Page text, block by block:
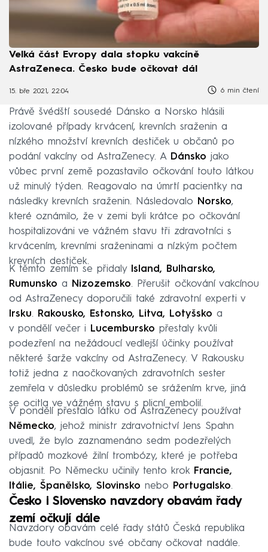
Velká část Evropy dala stopku vakcíně
AstraZeneca. Česko bude očkovat dál
15. bře 2021, 22:04 6 min čtení
Právě švédští sousedé Dánsko a Norsko hlásili
izolované případy krvácení, krevních sraženin a
nízkého množství krevních destiček u občanů po
podání vakcíny od AstraZenecy. A Dánsko jako
vůbec první země pozastavilo očkování touto látkou
už minulý týden. Reagovalo na úmrtí pacientky na
následky krevních sraženin. Následovalo
Norsko,
které oznámilo, že v zemi byli krátce po očkování
hospitalizováni ve vážném stavu tři zdravotníci s
krvácením, krevními sraženinami a nízkým počtem
krevních destiček.
K těmto zemím se přidaly Island, Bulharsko,
Rumunsko a Nizozemsko. Přerušit očkování vakcínou
od AstraZenecy doporučili také zdravotní experti v
Irsku. Rakousko, Estonsko, Litva, Lotyšsko a
v pondělí večer i
Lucembursko přestaly kvůli
podezření na nežádoucí vedlejší účinky používat
některé šarže vakcíny od AstraZenecy. V Rakousku
totiž jedna z naočkovaných zdravotních sester
zemřela v důsledku problémů se srážením krve, jiná
se ocitla ve vážném stavu s plicní embolií.
V pondělí přestalo látku od AstraZenecy používat
Německo, jehož ministr zdravotnictví Jens Spahn
uvedl, že bylo zaznamenáno sedm podezřelých
případů mozkové žilní trombózy, které je potřeba
objasnit. Po Německu učinily tento krok Francie,
Itálie, Španělsko, Slovinsko nebo Portugalsko.
Česko i Slovensko navzdory obavám řady
zemí očkují dále
Navzdory obavám celé řady států Česká republika
bude touto vakcínou své občany očkovat nadále.